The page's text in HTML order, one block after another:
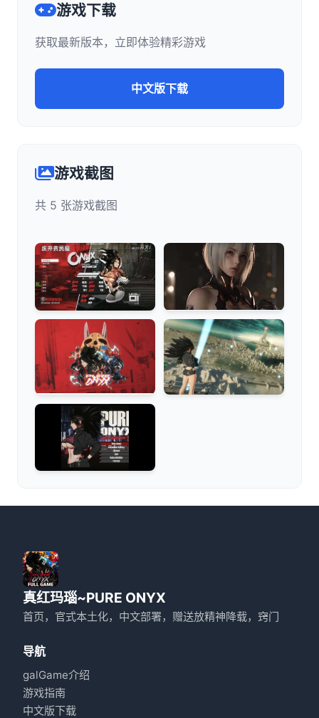
游戏下载
获取最新版本，立即体验精彩游戏
中文版下载
游戏截图
共 5 张游戏截图
真红玛瑙~PURE ONYX
首页，官式本土化，中文部署，赠送放精神降载，窍门
导航
galGame介绍
游戏指南
中文版下载